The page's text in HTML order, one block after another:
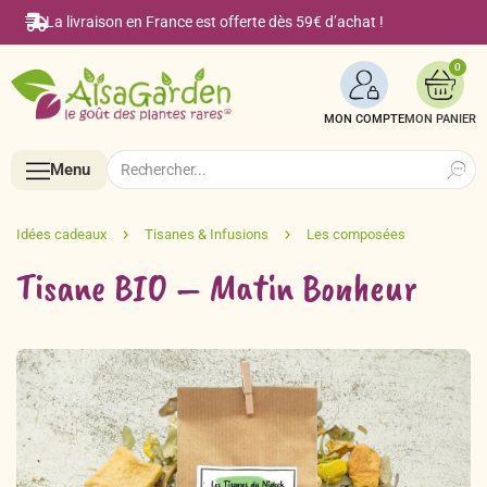
La livraison en France est offerte dès 59€ d’achat !
MON COMPTE
0
Menu
Menu
Boutique en ligne
Semences BIO de A à Z
Le Blog Alsagarden
Search
for:
Tisane BIO – Matin Bonheur